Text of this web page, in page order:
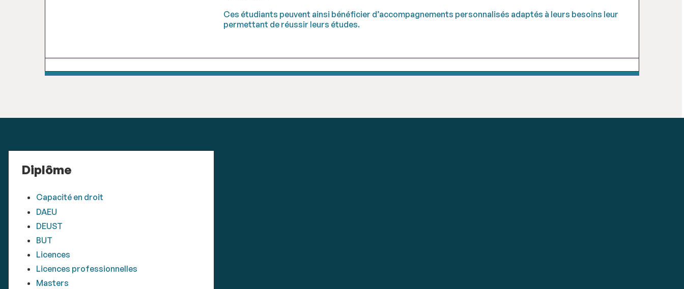
Ces étudiants peuvent ainsi bénéficier d’accompagnements personnalisés adaptés à leurs besoins leur
permettant de réussir leurs études.
Diplôme
Capacité en droit
DAEU
DEUST
BUT
Licences
Licences professionnelles
Masters